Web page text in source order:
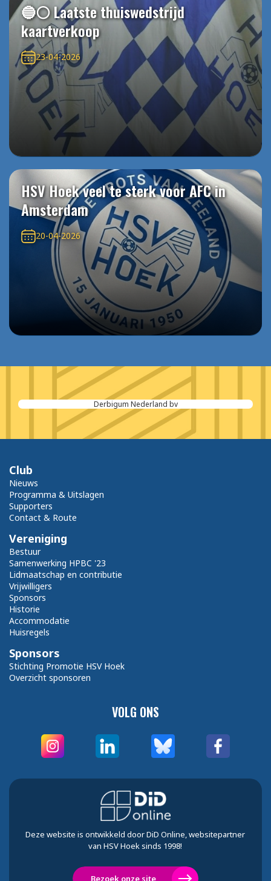
🔵⚪️ Laatste thuiswedstrijd
kaartverkoop
23-04-2026
HSV Hoek veel te sterk voor AFC in
Amsterdam
20-04-2026
Daikin Airconditioning Netherlands B.V.
VOLG ONS
Club
Nieuws
Programma & Uitslagen
Supporters
Contact & Route
Vereniging
Bestuur
Samenwerking HPBC '23
Lidmaatschap en contributie
Vrijwilligers
Sponsors
Historie
Accommodatie
Huisregels
Sponsors
Stichting Promotie HSV Hoek
Overzicht sponsoren
Deze website is ontwikkeld door DiD Online, websitepartner
van HSV Hoek sinds 1998!